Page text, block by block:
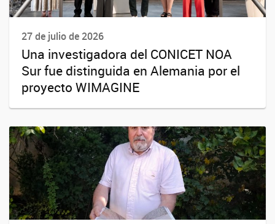
27 de julio de 2026
Una investigadora del CONICET NOA
Sur fue distinguida en Alemania por el
proyecto WIMAGINE